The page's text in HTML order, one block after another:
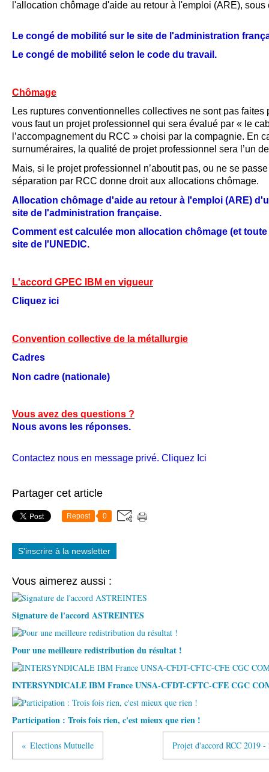
l'allocation chômage d'aide au retour à l'emploi (ARE), sous
Le congé de mobilité sur le site de l'administration
Le congé de mobilité selon le code du travail.
Chômage
Les ruptures conventionnelles collectives ne sont pas faites
vous faut un projet professionnel qui sera évalué par « le
l’accompagnement du RCC » choisi par la compagnie. En
surnuméraires, la qualité de projet professionnel sera l’un
Mais, si le projet professionnel n’aboutit pas, ou ne se
séparation par RCC donne droit aux allocations chômage.
Allocation chômage d'aide au retour à l'emploi (ARE)
site de l'administration française.
Comment est calculée mon allocation chômage (et
site de l'UNEDIC.
L'accord GPEC IBM en vigueur
Cliquez ici
Convention collective de la métallurgie
Cadres
Non cadre (nationale)
Vous avez des questions ?
Nous avons les réponses.
Contactez nous en message privé. Cliquez Ici
Partager cet article
Repost 0
S'inscrire à la newsletter
Vous aimerez aussi :
Signature de l'accord ASTREINTES
Pour une meilleure redistribution du résultat !
INTERSYNDICALE IBM France UNSA-CFDT-CFTC-CFE CGC
Participation : Trois fois rien, c'est mieux que rien !
Elections Mutuelle Projet d'accord RCC 2019